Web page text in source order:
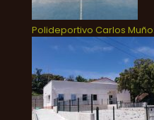
Polideportivo Carlos